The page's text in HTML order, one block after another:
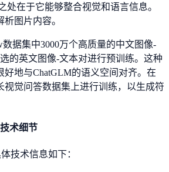
处在于它能够整合视觉和语言信息。
图片内容。
据集中3000万个高质量的中文图像-
的英文图像-文本对进行预训练。这种
好地与ChatGLM的语义空间对齐。在
视觉问答数据集上进行训练，以生成符
术细节
技术信息如下：